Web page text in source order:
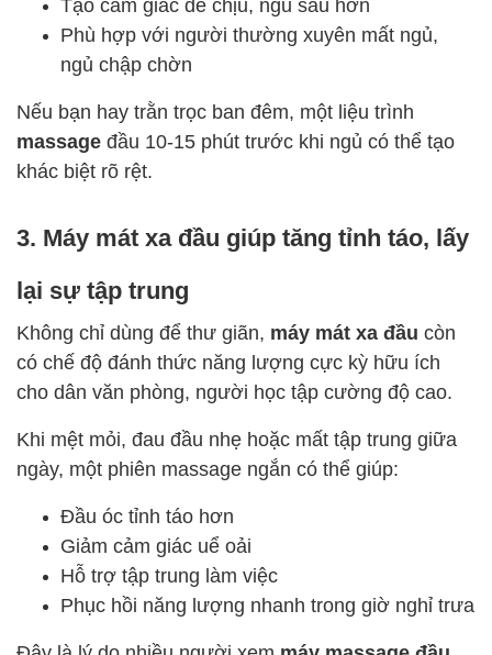
Phù hợp với người thường xuyên mất ngủ,
ngủ chập chờn
Nếu bạn hay trằn trọc ban đêm, một liệu trình
massage đầu 10-15 phút trước khi ngủ có thể tạo
khác biệt rõ rệt.
3. Máy mát xa đầu giúp tăng tỉnh táo, lấy
lại sự tập trung
Không chỉ dùng để thư giãn, máy mát xa đầu còn
có chế độ đánh thức năng lượng cực kỳ hữu ích
cho dân văn phòng, người học tập cường độ cao.
Khi mệt mỏi, đau đầu nhẹ hoặc mất tập trung giữa
ngày, một phiên massage ngắn có thể giúp:
Đầu óc tỉnh táo hơn
Giảm cảm giác uể oải
Hỗ trợ tập trung làm việc
Phục hồi năng lượng nhanh trong giờ nghỉ trưa